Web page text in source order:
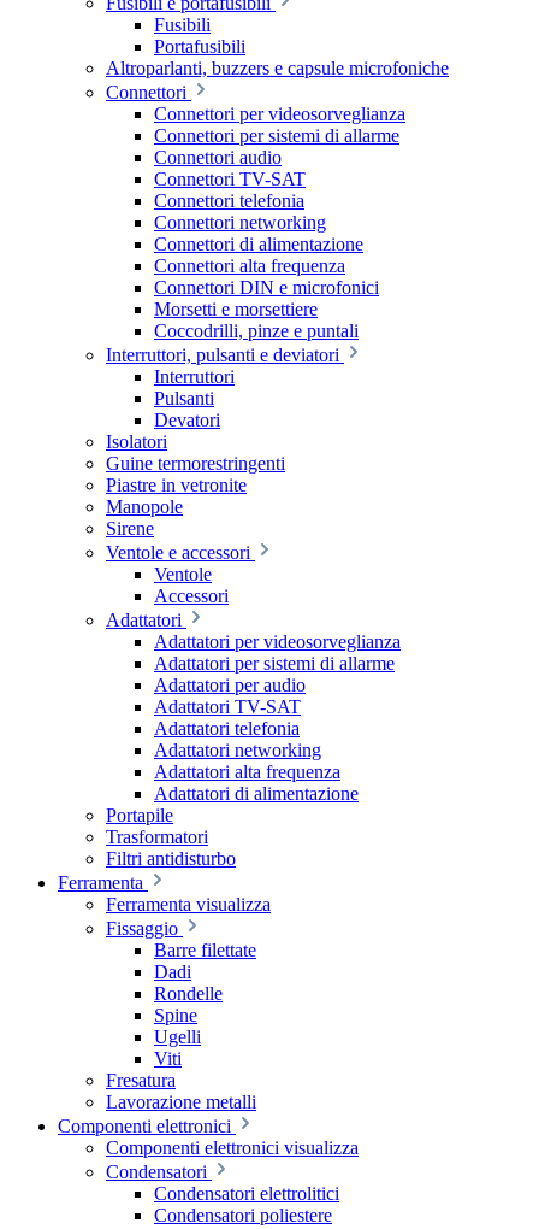
Fusibili
Portafusibili
Altroparlanti, buzzers e capsule microfoniche
Connettori
Connettori per videosorveglianza
Connettori per sistemi di allarme
Connettori audio
Connettori TV-SAT
Connettori telefonia
Connettori networking
Connettori di alimentazione
Connettori alta frequenza
Connettori DIN e microfonici
Morsetti e morsettiere
Coccodrilli, pinze e puntali
Interruttori, pulsanti e deviatori
Interruttori
Pulsanti
Devatori
Isolatori
Guine termorestringenti
Piastre in vetronite
Manopole
Sirene
Ventole e accessori
Ventole
Accessori
Adattatori
Adattatori per videosorveglianza
Adattatori per sistemi di allarme
Adattatori per audio
Adattatori TV-SAT
Adattatori telefonia
Adattatori networking
Adattatori alta frequenza
Adattatori di alimentazione
Portapile
Trasformatori
Filtri antidisturbo
Ferramenta
Ferramenta visualizza
Fissaggio
Barre filettate
Dadi
Rondelle
Spine
Ugelli
Viti
Fresatura
Lavorazione metalli
Componenti elettronici
Componenti elettronici visualizza
Condensatori
Condensatori elettrolitici
Condensatori poliestere